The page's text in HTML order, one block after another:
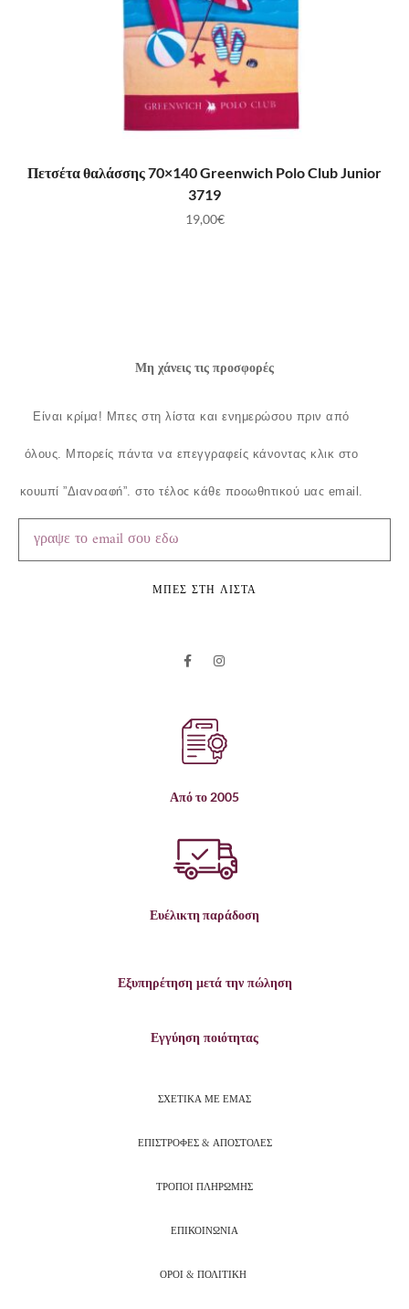
ΠΡΟΣΘΉΚΗ ΣΤΟ ΚΑΛΆΘΙ
Πετσέτα θαλάσσης 70×140 Greenwich Polo Club Junior
3719
19,00€
Μη χάνεις τις προσφορές
Είναι κρίμα! Μπες στη λίστα και ενημερώσου πριν από
όλους. Μπορείς πάντα να επεγγραφείς κάνοντας κλικ στο
κουμπί ”Διαγραφή”, στο τέλος κάθε προωθητικού μας email.
ΜΠΕΣ ΣΤΗ ΛΙΣΤΑ
Από το 2005
Ευέλικτη παράδοση
Εξυπηρέτηση μετά την πώληση
Εγγύηση ποιότητας
ΣΧΕΤΙΚΑ ΜΕ ΕΜΑΣ
ΕΠΙΣΤΡΟΦΕΣ & ΑΠΟΣΤΟΛΕΣ
ΤΡΟΠΟΙ ΠΛΗΡΩΜΗΣ
ΕΠΙΚΟΙΝΩΝΙΑ
ΟΡΟΙ & ΠΟΛΙΤΙΚΗ